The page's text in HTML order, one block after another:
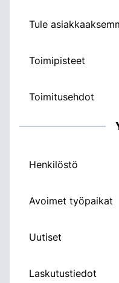
Tule
Toimipisteet
Toimitusehdot
Henkilöstö
Avoimet työpaikat
Uutiset
Laskutustiedot